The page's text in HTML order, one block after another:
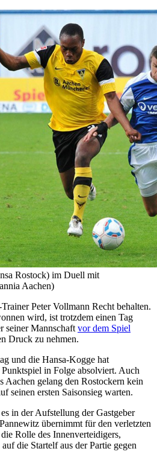
Rostock) im Duell mit
Aachen)
Trainer Peter Vollmann Recht behalten.
wird, ist trotzdem einen Tag
seiner Mannschaft vor dem Spiel
Druck zu nehmen.
und die Hansa-Kogge hat
in Folge absolviert. Auch
Aachen gelang den Rostockern kein
seinen ersten Saisonsieg warten.
in der Aufstellung der Gastgeber
übernimmt für den verletzten
Rolle des Innenverteidigers,
die Startelf aus der Partie gegen